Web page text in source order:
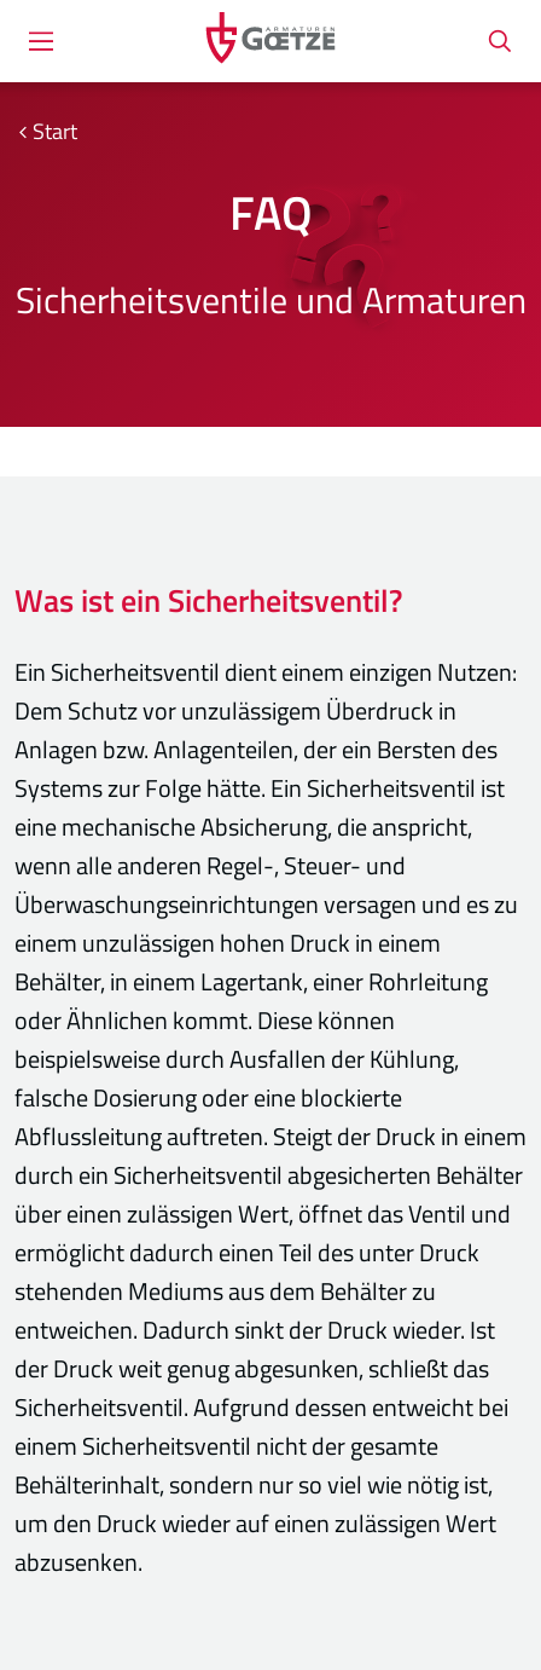
Start
FAQ
Sicherheitsventile und Armaturen
Was ist ein Sicherheitsventil?
Ein Sicherheitsventil dient einem einzigen Nutzen:
Dem Schutz vor unzulässigem Überdruck in
Anlagen bzw. Anlagenteilen, der ein Bersten des
Systems zur Folge hätte. Ein Sicherheitsventil ist
eine mechanische Absicherung, die anspricht,
wenn alle anderen Regel-, Steuer- und
Überwaschungseinrichtungen versagen und es zu
einem unzulässigen hohen Druck in einem
Behälter, in einem Lagertank, einer Rohrleitung
oder Ähnlichen kommt. Diese können
beispielsweise durch Ausfallen der Kühlung,
falsche Dosierung oder eine blockierte
Abflussleitung auftreten. Steigt der Druck in einem
durch ein Sicherheitsventil abgesicherten Behälter
über einen zulässigen Wert, öffnet das Ventil und
ermöglicht dadurch einen Teil des unter Druck
stehenden Mediums aus dem Behälter zu
entweichen. Dadurch sinkt der Druck wieder. Ist
der Druck weit genug abgesunken, schließt das
Sicherheitsventil. Aufgrund dessen entweicht bei
einem Sicherheitsventil nicht der gesamte
Behälterinhalt, sondern nur so viel wie nötig ist,
um den Druck wieder auf einen zulässigen Wert
abzusenken.